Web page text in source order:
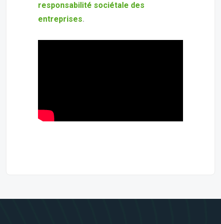
responsabilité sociétale des
entreprises.